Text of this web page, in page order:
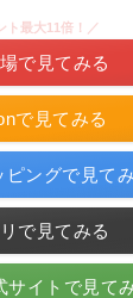
で見てみる
ト最大11倍！／
で見てみる
ピングで見て
で見てみる
サイトで見て